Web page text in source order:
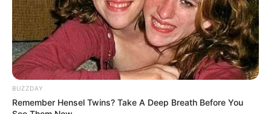
BUZZDAY
Remember Hensel Twins? Take A Deep Breath Before You